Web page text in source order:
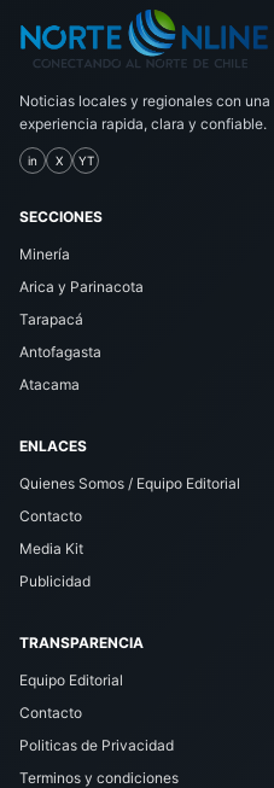
Noticias locales y regionales con una
experiencia rapida, clara y confiable.
in X YT
SECCIONES
Minería
Arica y Parinacota
Tarapacá
Antofagasta
Atacama
ENLACES
Quienes Somos / Equipo Editorial
Contacto
Media Kit
Publicidad
TRANSPARENCIA
Equipo Editorial
Contacto
Politicas de Privacidad
Terminos y condiciones